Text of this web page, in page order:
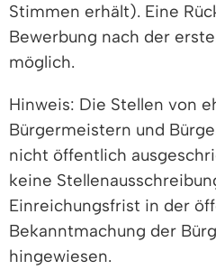
Stimmen erhält). Eine
Bewerbung nach der
möglich.
Hinweis: Die Stellen von
Bürgermeistern und
nicht öffentlich
keine
Einreichungsfrist in der
Bekanntmachung der
hingewiesen.